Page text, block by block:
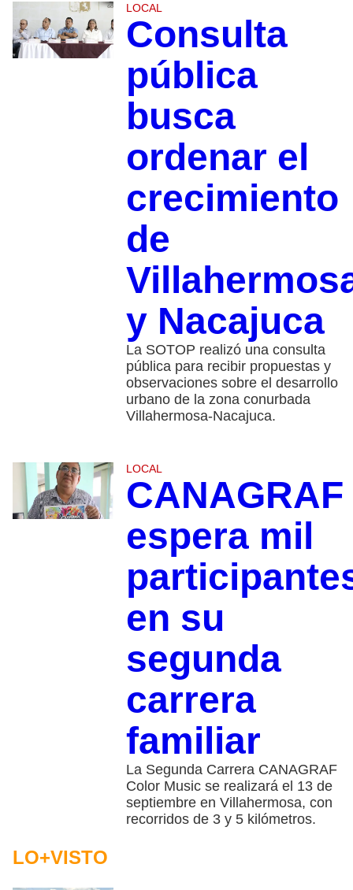
LOCAL
Consulta
pública
busca
ordenar el
crecimiento
de
y Nacajuca
La SOTOP realizó una consulta
pública para recibir propuestas y
observaciones sobre el desarrollo
urbano de la zona conurbada
Villahermosa-Nacajuca.
LOCAL
CANAGRAF
espera mil
en su
segunda
carrera
familiar
La Segunda Carrera CANAGRAF
Color Music se realizará el 13 de
septiembre en Villahermosa, con
recorridos de 3 y 5 kilómetros.
LO+VISTO